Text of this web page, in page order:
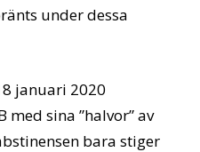
under dessa
med sina ”halvor” av
bara stiger